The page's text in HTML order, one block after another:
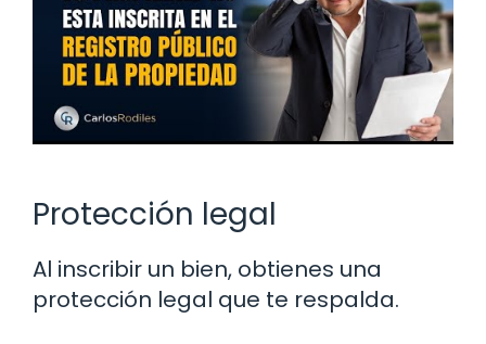
Protección legal
Al inscribir un bien, obtienes una
protección legal que te respalda.